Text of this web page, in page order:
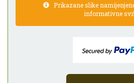
Prikazane slike
informativne